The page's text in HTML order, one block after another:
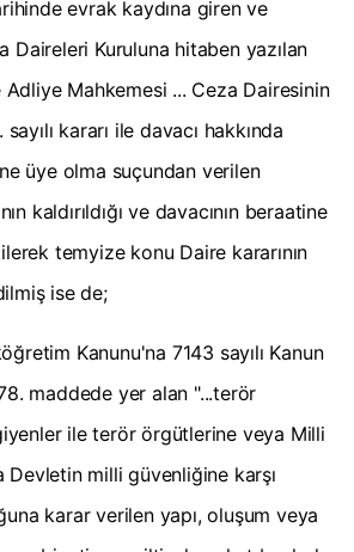
evrak kaydına giren ve
Daireleri Kuruluna hitaben yazılan
Mahkemesi ... Ceza Dairesinin
kararı ile davacı hakkında
üye olma suçundan verilen
kaldırıldığı ve davacının beraatine
temyize konu Daire kararının
ise de;
Kanunu'na 7143 sayılı Kanun
maddede yer alan "...terör
ile terör örgütlerine veya Milli
Devletin milli güvenliğine karşı
karar verilen yapı, oluşum veya